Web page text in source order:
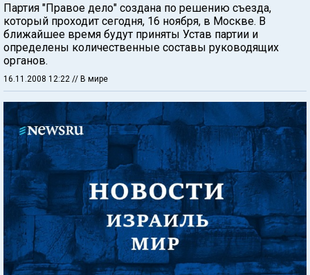
Партия "Правое дело" создана по решению съезда,
который проходит сегодня, 16 ноября, в Москве. В
ближайшее время будут приняты Устав партии и
определены количественные составы руководящих
органов.
16.11.2008 12:22 // В мире